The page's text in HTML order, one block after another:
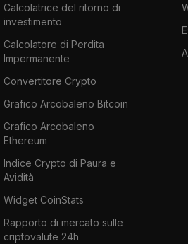
Calcolatrice del ritorno di
investimento
Calcolatore di Perdita
Impermanente
Convertitore Crypto
Grafico Arcobaleno Bitcoin
Grafico Arcobaleno
Ethereum
Indice Crypto di Paura e
Avidità
Widget CoinStats
Rapporto di mercato sulle
criptovalute 24h